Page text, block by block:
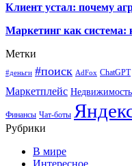
Клиент устал: почему
Маркетинг как система:
Метки
#деньги #поиск AdFox ChatGPT
Маркетплейс Недвижимость
Финансы Чат-боты
Рубрики
В мире
Интересное